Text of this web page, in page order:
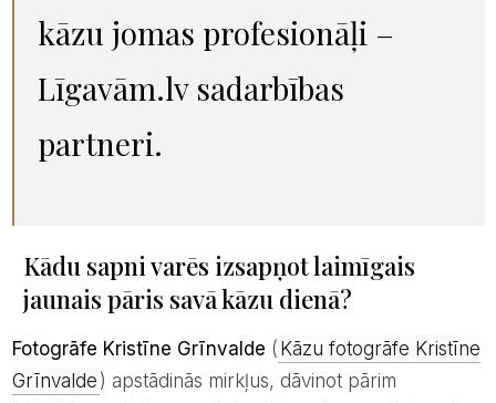
kāzu jomas profesionāļi –
Līgavām.lv sadarbības
partneri.
Kādu sapni varēs izsapņot laimīgais
jaunais pāris savā kāzu dienā?
Fotogrāfe Kristīne Grīnvalde ( Kāzu fotogrāfe Kristīne
Grīnvalde ) apstādinās mirkļus, dāvinot pārim